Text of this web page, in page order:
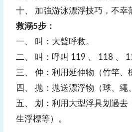
十、 加強游泳漂浮技巧，不幸
救溺5步：
一、 叫：大聲呼救。
二、 叫：呼叫 119 、 118 、
三、 伸：利用延伸物（竹竿、
四、 拋：拋送漂浮物（球、繩
五、 划：利用大型浮具划過去
生浮標等）。